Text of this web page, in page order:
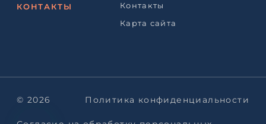
КОНТАКТЫ
Контакты
Карта сайта
© 2026 Политика конфиденциальности